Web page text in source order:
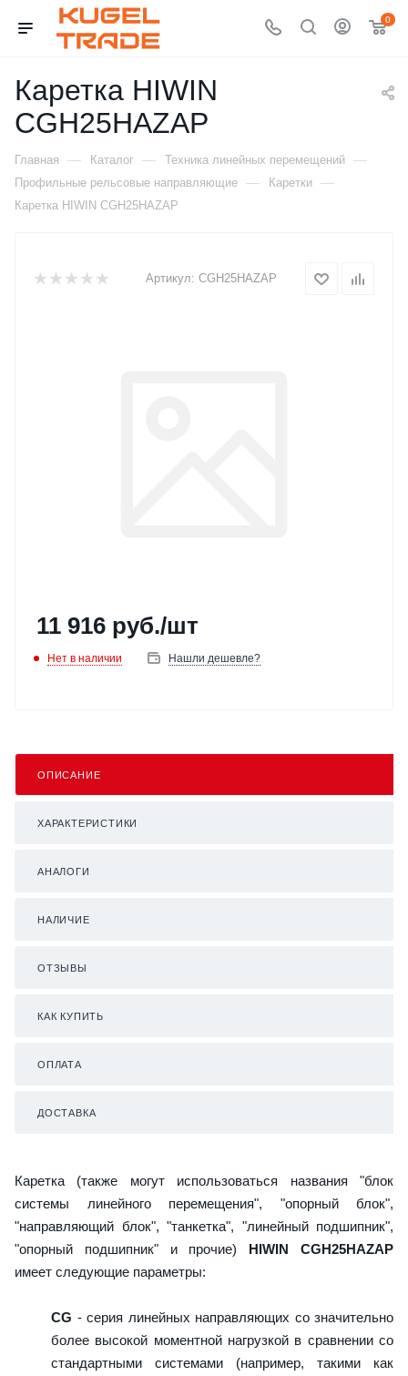
0
Каретка HIWIN
CGH25HAZAP
Главная — Каталог — Техника линейных перемещений —
Профильные рельсовые направляющие — Каретки —
Каретка HIWIN CGH25HAZAP
Артикул: CGH25HAZAP
11 916 руб./шт
Нет в наличии Нашли дешевле?
ОПИСАНИЕ
ХАРАКТЕРИСТИКИ
АНАЛОГИ
НАЛИЧИЕ
ОТЗЫВЫ
КАК КУПИТЬ
ОПЛАТА
ДОСТАВКА
Каретка (также могут использоваться названия "блок
системы линейного перемещения", "опорный блок",
"направляющий блок", "танкетка", "линейный подшипник",
"опорный подшипник" и прочие) HIWIN CGH25HAZAP
имеет следующие параметры:
CG - серия линейных направляющих со значительно
более высокой моментной нагрузкой в сравнении со
стандартными системами (например, такими как